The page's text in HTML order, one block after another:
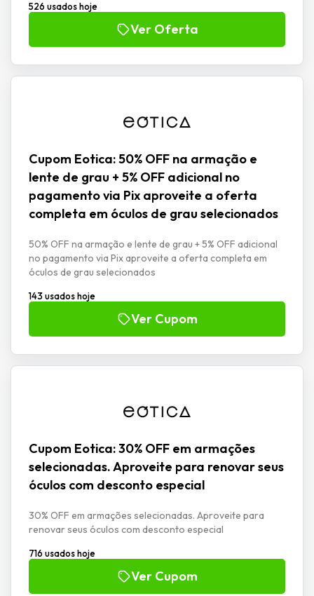
526 usados hoje
Ver Oferta
Cupom Eotica: 50% OFF na armação e
lente de grau + 5% OFF adicional no
pagamento via Pix aproveite a oferta
completa em óculos de grau selecionados
50% OFF na armação e lente de grau + 5% OFF adicional
no pagamento via Pix aproveite a oferta completa em
óculos de grau selecionados
143 usados hoje
Ver Cupom
Cupom Eotica: 30% OFF em armações
selecionadas. Aproveite para renovar seus
óculos com desconto especial
30% OFF em armações selecionadas. Aproveite para
renovar seus óculos com desconto especial
716 usados hoje
Ver Cupom